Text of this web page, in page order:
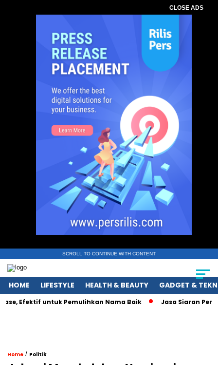
CLOSE ADS
SCROLL TO CONTINUE WITH CONTENT
HOME LIFESTYLE HEALTH & BEAUTY GADGET &
Efektif untuk Pemulihkan Nama Baik Jasa Siaran Pers
Home / Politik